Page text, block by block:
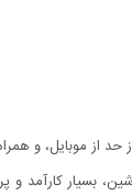
حد از موبایل، و
بسیار کارآمد